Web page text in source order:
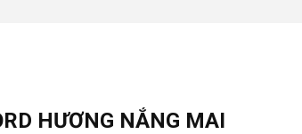
HƯƠNG NẮNG MAI